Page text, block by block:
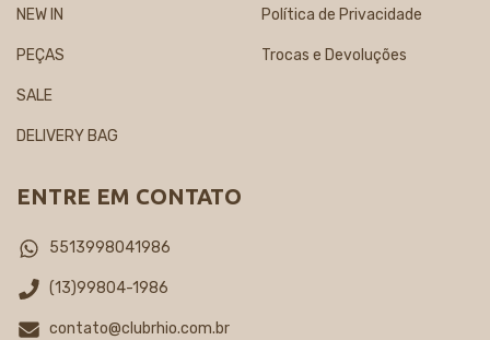
NEW IN
PEÇAS
SALE
DELIVERY BAG
Política de Privacidade
Trocas e Devoluções
ENTRE EM CONTATO
5513998041986
(13)99804-1986
contato@clubrhio.com.br